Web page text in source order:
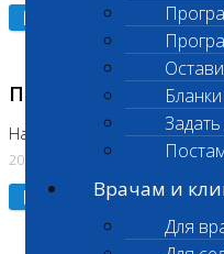
Врачам и
Для
Подробнее
Приостановлено
На Нагорной
20.07.2026
Подробнее